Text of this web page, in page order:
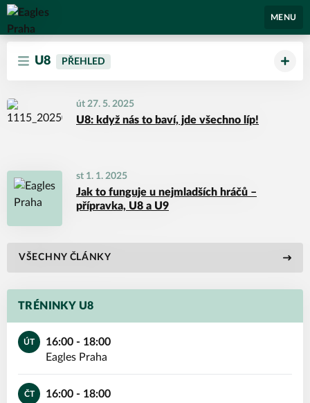
Eagles Praha
MENU
U8 PŘEHLED
út 27. 5. 2025
U8: když nás to baví, jde všechno líp!
st 1. 1. 2025
Jak to funguje u nejmladších hráčů –
přípravka, U8 a U9
VŠECHNY ČLÁNKY
TRÉNINKY U8
ÚT
16:00 - 18:00
Eagles Praha
ČT
16:00 - 18:00